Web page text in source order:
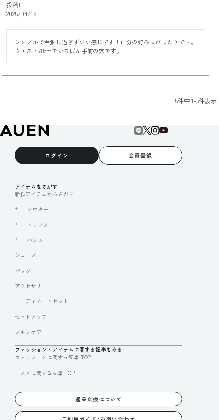
投稿日
2025/04/18
シンプルで主張し過ぎずいい感じです！自分の好みにぴったりです。
ウエスト78cmでいちばん手前の穴です。
5件中1-5件表示
ログイン 会員登録
アイテムをさがす
新作アイテムからさがす
アウター
トップス
パンツ
シューズ
バッグ
アクセサリー
コーディネートセット
セットアップ
スキンケア
ファッション・アイテムに関する記事をみる
ファッションに関する記事 TOP
コスメに関する記事 TOP
返品交換について
ご利用ガイド/お問い合わせ